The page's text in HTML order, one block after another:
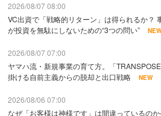
2026/08/07 08:00
VC出資で「戦略的リターン」は得られるか？
が投資を無駄にしないための“3つの問い”
NEW
2026/08/07 07:00
ヤマハ流・新規事業の育て方。「
掛ける自前主義からの脱却と出口戦略
NEW
2026/08/06 07:00
なぜ「お客様は神様です」は間違っているの